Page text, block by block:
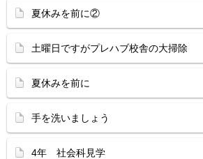
夏休みを前に②
土曜日ですがプレハブ校舎の大掃除
夏休みを前に
手を洗いましょう
4年 社会科見学